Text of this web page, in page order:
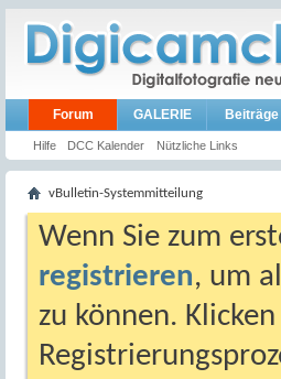
Forum
Hilfe DCC Kalender Nützliche Links
GALERIE Beiträge
vBulletin-Systemmitteilung
Wenn Sie zum
registrieren, um
zu können.